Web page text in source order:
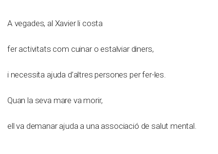
A vegades, al Xavier li costa
fer activitats com cuinar o estalviar diners,
i necessita ajuda d’altres persones per fer-les.
Quan la seva mare va morir,
ell va demanar ajuda a una associació de salut mental.